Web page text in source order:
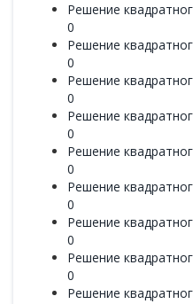
Решение
0
Решение
0
Решение
0
Решение
0
Решение
0
Решение
0
Решение
0
Решение
0
Решение